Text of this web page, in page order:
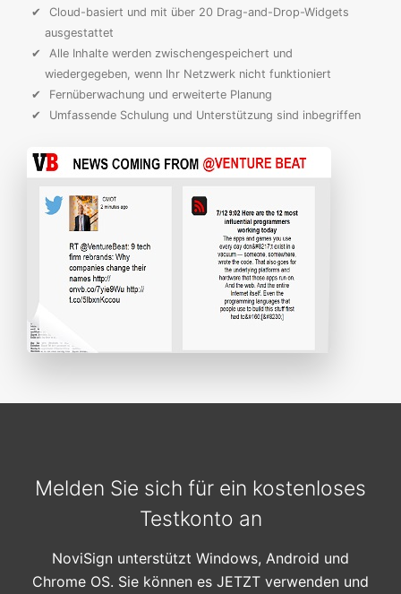
Cloud-basiert und mit über 20 Drag-and-Drop-Widgets
ausgestattet
Alle Inhalte werden zwischengespeichert und
wiedergegeben, wenn Ihr Netzwerk nicht funktioniert
Fernüberwachung und erweiterte Planung
Umfassende Schulung und Unterstützung sind inbegriffen
Melden Sie sich für ein kostenloses
Testkonto an
NoviSign unterstützt Windows, Android und
Chrome OS. Sie können es JETZT verwenden und